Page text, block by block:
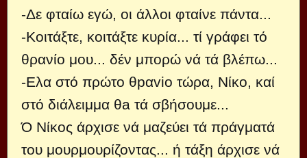
-Δε φταίω εγώ, οι άλλοι φταίνε πάντα...
-Κοιτάξτε, κοιτάξτε κυρία... τί γράφει τό
θρανίο μου... δέν μπορώ νά τά βλέπω...
-Ελα στό πρώτο θpαvio τώρα, Νίκο, καί
στό διάλειμμα θa τά σβήσουμε...
Ό Νίκος άρχισε νά μαζεύει τά πράγματά
του μουρμουρίζοντας... ή τάξη άρχισε νά